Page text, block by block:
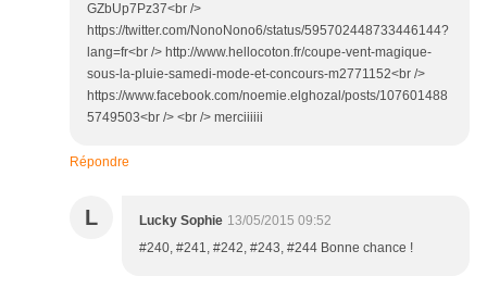
GZbUp7Pz37<br />
https://twitter.com/NonoNono6/status/595702448733446144?
lang=fr<br /> http://www.hellocoton.fr/coupe-vent-magique-
sous-la-pluie-samedi-mode-et-concours-m2771152<br />
https://www.facebook.com/noemie.elghozal/posts/107601488
5749503<br /> <br /> merciiiiii
Répondre
L Lucky Sophie 13/05/2015 09:52
#240, #241, #242, #243, #244 Bonne chance !